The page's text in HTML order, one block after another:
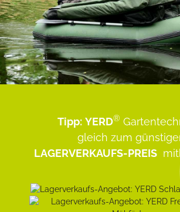
Tipp: YERD®
gleich zum
LAGERVERKAUFS-PREIS